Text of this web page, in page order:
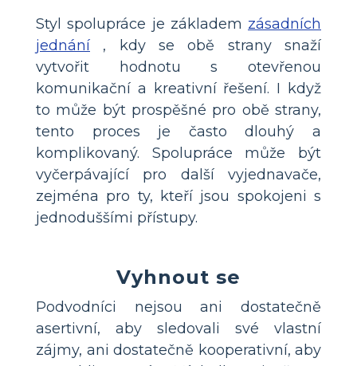
Styl spolupráce je základem zásadních
jednání , kdy se obě strany snaží
vytvořit hodnotu s otevřenou
komunikační a kreativní řešení. I když
to může být prospěšné pro obě strany,
tento proces je často dlouhý a
komplikovaný. Spolupráce může být
vyčerpávající pro další vyjednavače,
zejména pro ty, kteří jsou spokojeni s
jednoduššími přístupy.
Vyhnout se
Podvodníci nejsou ani dostatečně
asertivní, aby sledovali své vlastní
zájmy, ani dostatečně kooperativní, aby